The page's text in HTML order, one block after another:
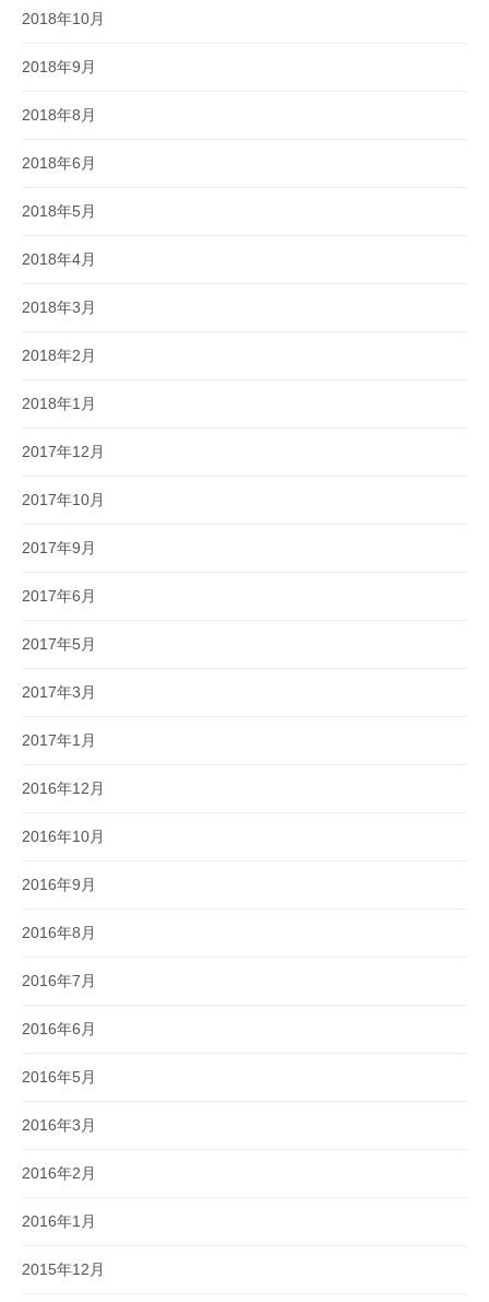
2018年10月
2018年9月
2018年8月
2018年6月
2018年5月
2018年4月
2018年3月
2018年2月
2018年1月
2017年12月
2017年10月
2017年9月
2017年6月
2017年5月
2017年3月
2017年1月
2016年12月
2016年10月
2016年9月
2016年8月
2016年7月
2016年6月
2016年5月
2016年3月
2016年2月
2016年1月
2015年12月